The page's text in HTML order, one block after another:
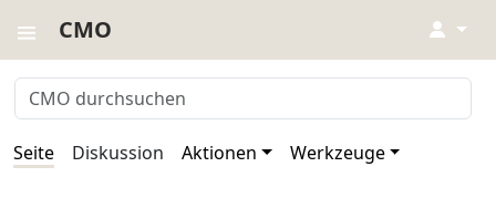
CMO ↓
Seite Diskussion Aktionen Werkzeuge